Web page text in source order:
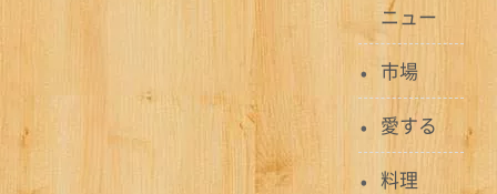
ニュー
市場
愛する
料理